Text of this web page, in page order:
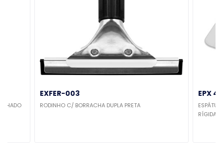
EXFER-003
RODINHO C/ BORRACHA DUPLA PRETA
EPX
RÍGIDA